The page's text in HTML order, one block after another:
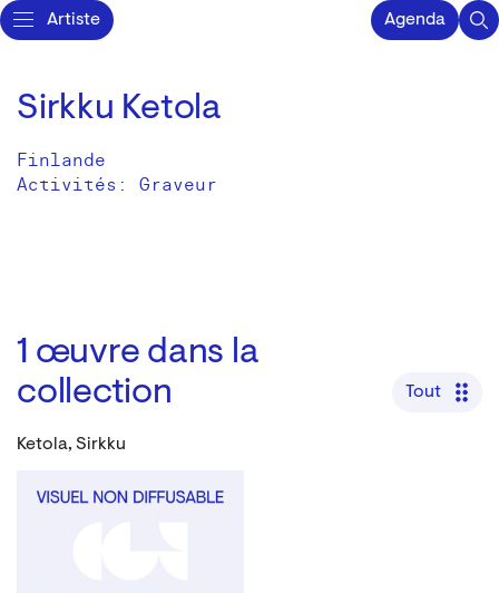
Artiste Agenda
Sirkku Ketola
Finlande
Activités: Graveur
1 œuvre dans la
collection
Tout
Ketola, Sirkku